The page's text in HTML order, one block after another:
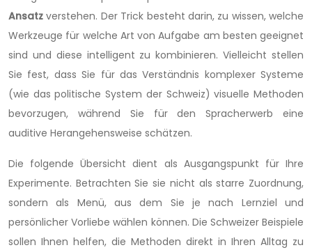
Ansatz verstehen. Der Trick besteht darin, zu wissen, welche
Werkzeuge für welche Art von Aufgabe am besten geeignet
sind und diese intelligent zu kombinieren. Vielleicht stellen
Sie fest, dass Sie für das Verständnis komplexer Systeme
(wie das politische System der Schweiz) visuelle Methoden
bevorzugen, während Sie für den Spracherwerb eine
auditive Herangehensweise schätzen.
Die folgende Übersicht dient als Ausgangspunkt für Ihre
Experimente. Betrachten Sie sie nicht als starre Zuordnung,
sondern als Menü, aus dem Sie je nach Lernziel und
persönlicher Vorliebe wählen können. Die Schweizer Beispiele
sollen Ihnen helfen, die Methoden direkt in Ihren Alltag zu